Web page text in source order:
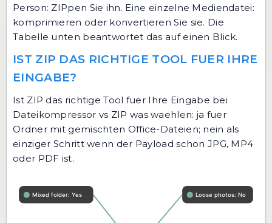
Person: ZIPpen Sie ihn. Eine einzelne Mediendatei:
komprimieren oder konvertieren Sie sie. Die
Tabelle unten beantwortet das auf einen Blick.
IST ZIP DAS RICHTIGE TOOL FUER IHRE
EINGABE?
Ist ZIP das richtige Tool fuer Ihre Eingabe bei
Dateikompressor vs ZIP was waehlen: ja fuer
Ordner mit gemischten Office-Dateien; nein als
einziger Schritt wenn der Payload schon JPG, MP4
oder PDF ist.